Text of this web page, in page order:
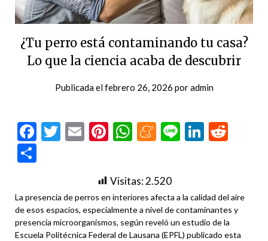
¿Tu perro está contaminando tu casa?
Lo que la ciencia acaba de descubrir
Publicada elfebrero 26, 2026 poradmin
Facebook
Twitter
EmailPinterest
WhatsApp
Meneame
Line
Visitas:2.520
La presencia de perros en interiores afecta a la calidad del aire
de esos espacios, especialmente a nivel de contaminantes y
presencia microorganismos, según reveló un estudio de la
Escuela Politécnica Federal de Lausana (EPFL) publicado esta